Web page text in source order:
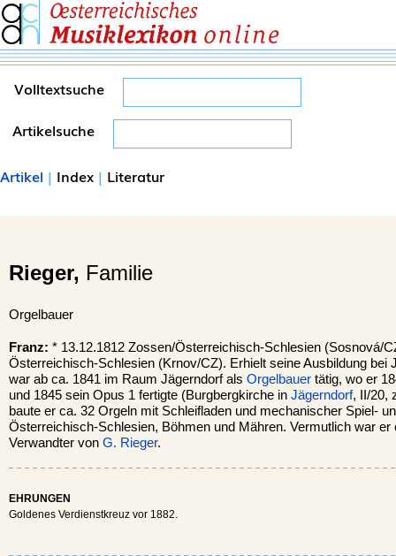
Volltextsuche
Artikelsuche
Artikel | Index | Literatur
Rieger, Familie
Orgelbauer
Franz: * 13.12.1812 Zossen/Österreichisch-Schlesien (Sosnová/
Österreichisch-Schlesien (Krnov/CZ). Erhielt seine Ausbildung bei
war ab ca. 1841 im Raum Jägerndorf als Orgelbauer tätig, wo er
und 1845 sein Opus 1 fertigte (Burgbergkirche in Jägerndorf, II/20,
baute er ca. 32 Orgeln mit Schleifladen und mechanischer Spiel-
Österreichisch-Schlesien, Böhmen und Mähren. Vermutlich war er
Verwandter von G. Rieger.
EHRUNGEN
Goldenes Verdienstkreuz vor 1882.